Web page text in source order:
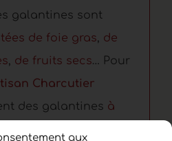
aux
galantines sont
de foie gras, de
, de fruits secs… Pour
Charcutier
des galantines à